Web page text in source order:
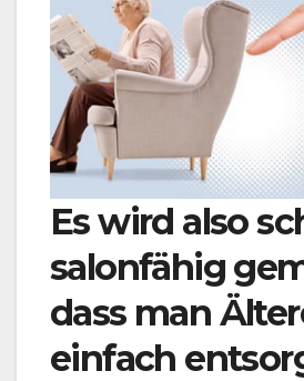
Es wird also
salonfähig
dass man
einfach